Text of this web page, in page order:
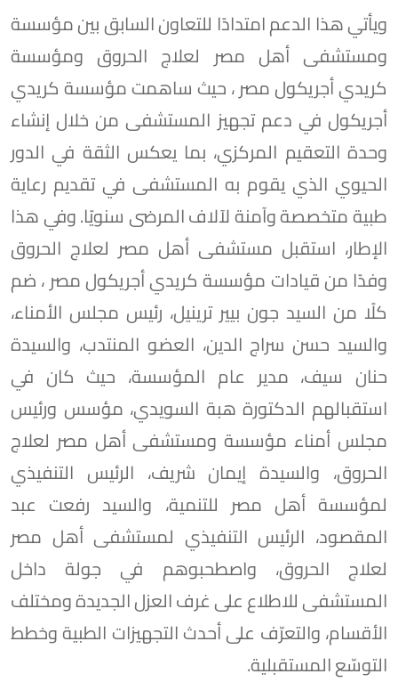
ويأتي هذا الدعم امتدادًا للتعاون السابق بين مؤسسة
ومستشفى أهل مصر لعلاج الحروق ومؤسسة
كريدي أجريكول مصر ، حيث ساهمت مؤسسة كريدي
أجريكول في دعم تجهيز المستشفى من خلال إنشاء
وحدة التعقيم المركزي، بما يعكس الثقة في الدور
الحيوي الذي يقوم به المستشفى في تقديم رعاية
طبية متخصصة وآمنة لآلاف المرضى سنويًا. وفي هذا
الإطار، استقبل مستشفى أهل مصر لعلاج الحروق
وفدًا من قيادات مؤسسة كريدي أجريكول مصر ، ضم
كلًا من السيد جون بيير ترينيل، رئيس مجلس الأمناء،
والسيد حسن سراج الدين، العضو المنتدب، والسيدة
حنان سيف، مدير عام المؤسسة، حيث كان في
استقبالهم الدكتورة هبة السويدي، مؤسس ورئيس
مجلس أمناء مؤسسة ومستشفى أهل مصر لعلاج
الحروق، والسيدة إيمان شريف، الرئيس التنفيذي
لمؤسسة أهل مصر للتنمية، والسيد رفعت عبد
المقصود، الرئيس التنفيذي لمستشفى أهل مصر
لعلاج الحروق، واصطحبوهم في جولة داخل
المستشفى للاطلاع على غرف العزل الجديدة ومختلف
الأقسام، والتعرّف على أحدث التجهيزات الطبية وخطط
التوسّع المستقبلية.